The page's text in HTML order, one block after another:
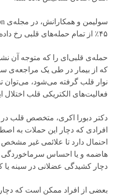
۴۵٪ از تمام حمله‌های قلبی رخ داده در این گروه، خاموش بودند.
حمله‌ی قلبی‌ای را که متوجه آن
که از بیمار در طی یک مراجعه‌ی
نوار قلب گرفته می‌شود، می‌توان
فعالیت‌های الکتریکی قلب اختلال
دکتر دبورا اکری، متخصص قلب در
افرادی که دچار این حملات به
احنمال دارد تا علائمی غیر
هاضمه و یا احساس سرماخوردگی
دچار کشیدگی عضلانی در سینه یا
بعضی از افراد ممکن است که